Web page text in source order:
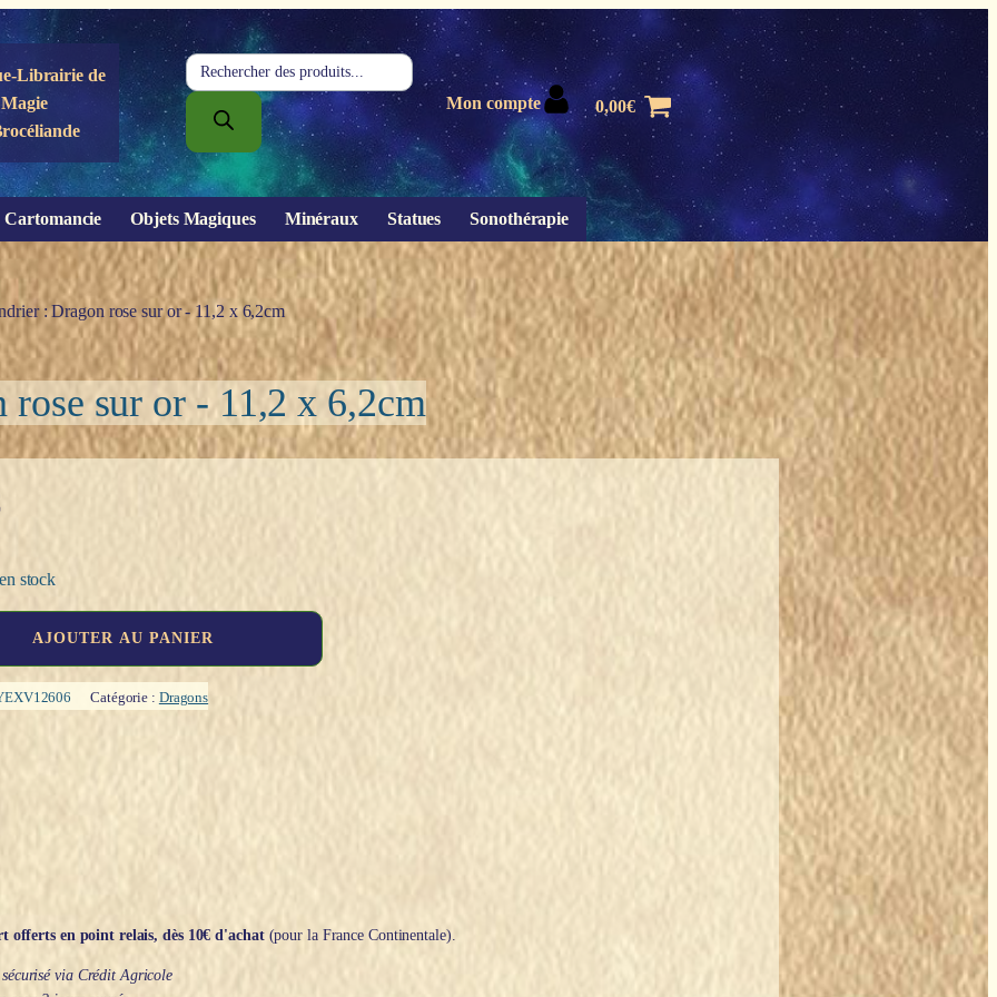
Librairie de
Magie
Recherche
de
produits
Mon compte 0,00€
Cartomancie Objets Magiques Minéraux Statues Sonothérapie
: Dragon rose sur or - 11,2 x 6,2cm
sur or - 11,2 x 6,2cm
stock
AJOUTER AU PANIER
Catégorie : Dragons
offerts en point relais, dès 10€ d'achat(pour la France Continentale).
via Crédit Agricole